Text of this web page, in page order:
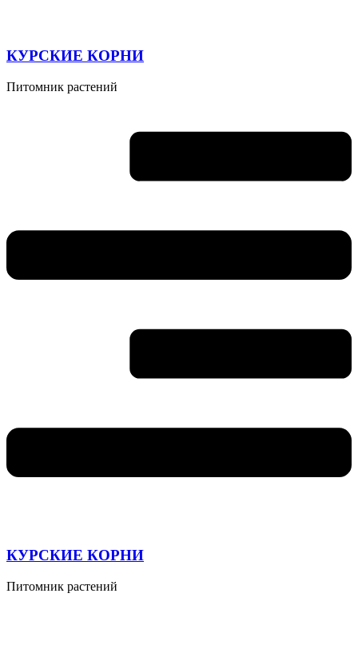
КУРСКИЕ КОРНИ
Питомник растений
КУРСКИЕ КОРНИ
Питомник растений